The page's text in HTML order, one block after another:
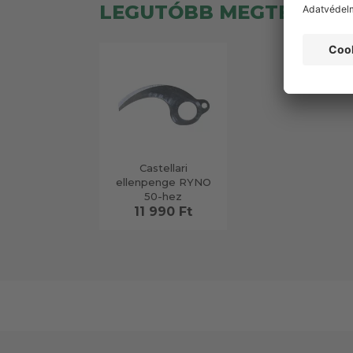
LEGUTÓBB
Castellari
ellenpenge RYNO
50-hez
11 990 Ft